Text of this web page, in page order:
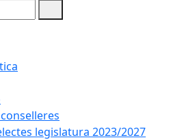
legislatura 2023/2027